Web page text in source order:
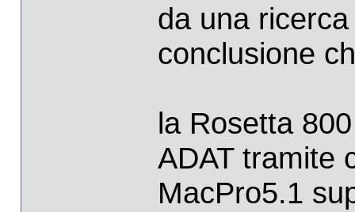
da una
conclusione
la Rosetta
ADAT tramite
MacPro5.1